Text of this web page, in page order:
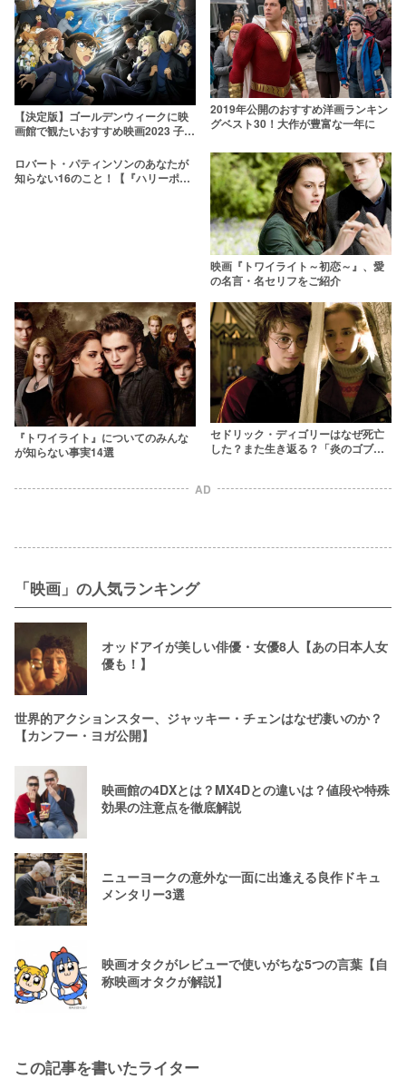
【決定版】ゴールデンウィークに映
画館で観たいおすすめ映画2023 子供
画・邦画・洋画
2019年公開のおすすめ洋画ランキン
グベスト30！大作が豊富な一年に
ロバート・パティンソンのあなたが
知らない16のこと！【『ハリーポッ
映画『トワイライト～初恋～』、愛
の名言・名セリフをご紹介
『トワイライト』についてのみんな
が知らない事実14選
セドリック・ディゴリーはなぜ死亡
した？また生き返る？「炎のゴブレ
AD
「映画」の人気ランキング
オッドアイが美しい俳優・女優8人【あの日本人女
優も！】
世界的アクションスター、ジャッキー・チェンはなぜ凄いのか？
【カンフー・ヨガ公開】
映画館の4DXとは？MX4Dとの違いは？値段や特殊
効果の注意点を徹底解説
ニューヨークの意外な一面に出逢える良作ドキュ
メンタリー3選
映画オタクがレビューで使いがちな5つの言葉【自
称映画オタクが解説】
この記事を書いたライター